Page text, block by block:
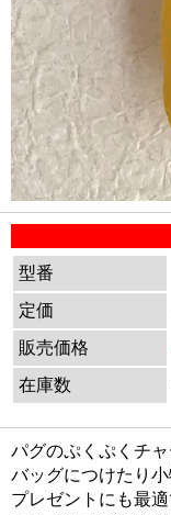
型番
定価
販売価格
在庫数
パグのぷくぷくチャ
バッグにつけたり
プレゼントにも最適